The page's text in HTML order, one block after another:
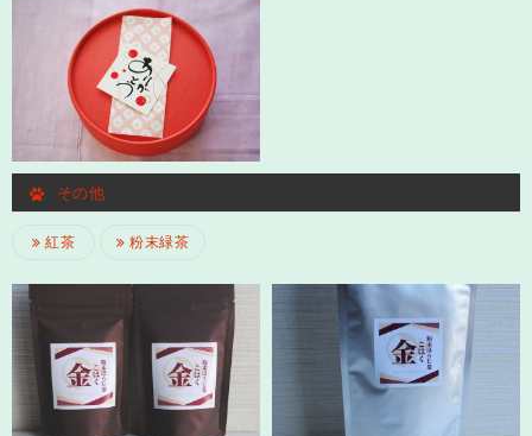
その他
紅茶 粉末緑茶